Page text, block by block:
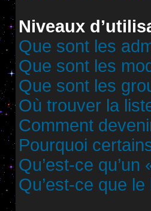
Niveaux
Que sont les
Que sont les
Que sont les
Où trouver la
Comment
Pourquoi
Qu’est-ce
Qu’est-ce que